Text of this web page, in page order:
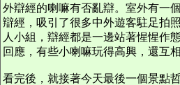
外辯經的喇嘛有否亂辯。室外有一
辯經，吸引了很多中外遊客駐足拍
人小組，辯經都是一邊站著惺惺作
回應，有些小喇嘛玩得高興，還互相
看完後，就接著今天最後一個景點